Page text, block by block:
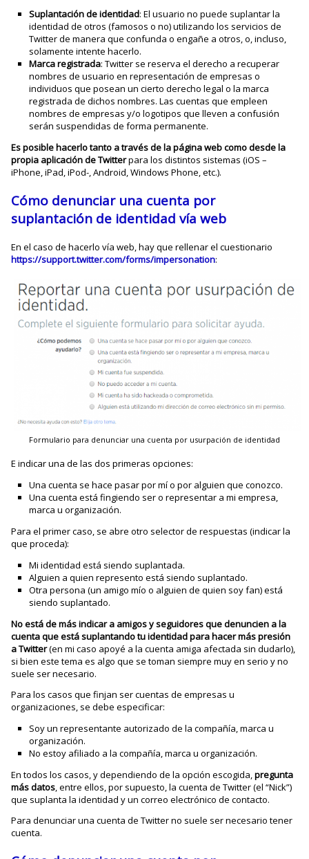
Suplantación de identidad: El usuario no puede suplantar la
identidad de otros (famosos o no) utilizando los servicios de
Twitter de manera que confunda o engañe a otros, o, incluso,
solamente intente hacerlo.
Marca registrada: Twitter se reserva el derecho a recuperar
nombres de usuario en representación de empresas o
individuos que posean un cierto derecho legal o la marca
registrada de dichos nombres. Las cuentas que empleen
nombres de empresas y/o logotipos que lleven a confusión
serán suspendidas de forma permanente.
Es posible hacerlo tanto a través de la página web como desde la
propia aplicación de Twitterpara los distintos sistemas (iOS –
iPhone, iPad, iPod-, Android, Windows Phone, etc.).
Cómo denunciar una cuenta por
suplantación de identidad vía web
En el caso de hacerlo vía web, hay que rellenar el cuestionario
https://support.twitter.com/forms/impersonation:
Formulario para denunciar una cuenta por usurpación de identidad
E indicar una de las dos primeras opciones:
Una cuenta se hace pasar por mí o por alguien que conozco.
Una cuenta está fingiendo ser o representar a mi empresa,
marca u organización.
Para el primer caso, se abre otro selector de respuestas (indicar la
que proceda):
Mi identidad está siendo suplantada.
Alguien a quien represento está siendo suplantado.
Otra persona (un amigo mío o alguien de quien soy fan) está
siendo suplantado.
No está de más indicar a amigos y seguidores que denuncien a la
cuenta que está suplantando tu identidad para hacer más presión
a Twitter(en mi caso apoyé a la cuenta amiga afectada sin dudarlo),
si bien este tema es algo que se toman siempre muy en serio y no
suele ser necesario.
Para los casos que finjan ser cuentas de empresas u
organizaciones, se debe especificar:
Soy un representante autorizado de la compañía, marca u
organización.
No estoy afiliado a la compañía, marca u organización.
En todos los casos, y dependiendo de la opción escogida,pregunta
más datos, entre ellos, por supuesto, la cuenta de Twitter (el “Nick”)
que suplanta la identidad y un correo electrónico de contacto.
Para denunciar una cuenta de Twitter no suele ser necesario tener
cuenta.